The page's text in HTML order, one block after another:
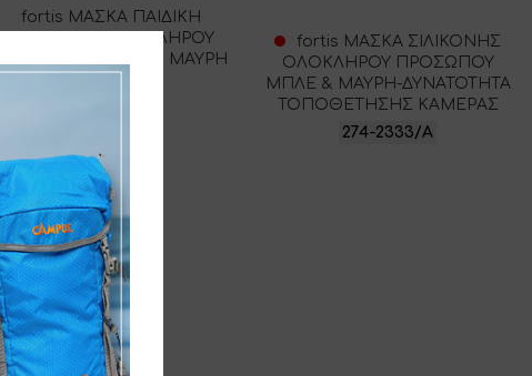
fortis ΜΑΣΚΑ ΠΑΙΔΙΚΗ
ΣΙΛΙΚΟΝΗΣ ΟΛΟΚΛΗΡΟΥ
ΠΡΟΣΩΠΟΥ ΜΠΛΕ & ΜΑΥΡΗ
fortis ΜΑΣΚΑ ΣΙΛΙΚΟΝΗΣ
ΟΛΟΚΛΗΡΟΥ ΠΡΟΣΩΠΟΥ
ΜΠΛΕ & ΜΑΥΡΗ-ΔΥΝΑΤΟΤΗΤΑ
ΤΟΠΟΘΕΤΗΣΗΣ ΚΑΜΕΡΑΣ
274-2333/Α